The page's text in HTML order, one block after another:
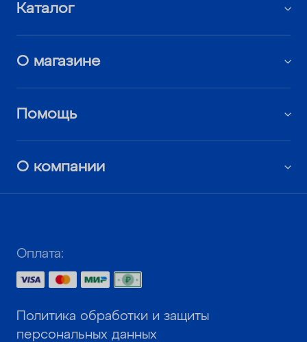
Каталог
О магазине
Помощь
О компании
Оплата:
Политика обработки и защиты
персональных данных